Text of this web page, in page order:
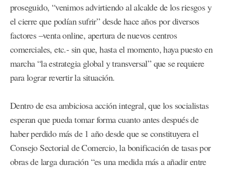
proseguido, “venimos advirtiendo al alcalde de los riesgos y
el cierre que podían sufrir” desde hace años por diversos
factores –venta online, apertura de nuevos centros
comerciales, etc.- sin que, hasta el momento, haya puesto en
marcha “la estrategia global y transversal” que se requiere
para lograr revertir la situación.
Dentro de esa ambiciosa acción integral, que los socialistas
esperan que pueda tomar forma cuanto antes después de
haber perdido más de 1 año desde que se constituyera el
Consejo Sectorial de Comercio, la bonificación de tasas por
obras de larga duración “es una medida más a añadir entre